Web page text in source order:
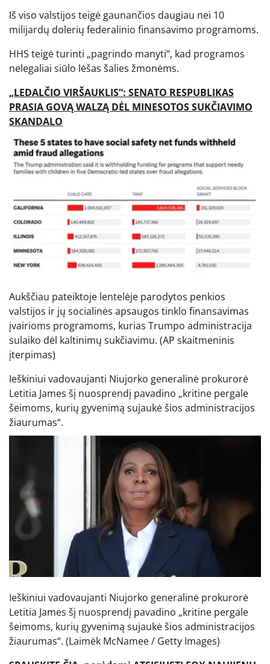
Iš viso valstijos teigė gaunančios daugiau nei 10
milijardų dolerių federalinio finansavimo programoms.
HHS teigė turinti „pagrindo manyti“, kad programos
nelegaliai siūlo lėšas šalies žmonėms.
„LEDALČIO VIRŠAUKLIS“: SENATO RESPUBLIKAS
PRASIA GOVĄ WALZĄ DĖL MINESOTOS SUKČIAVIMO
SKANDALO
Aukščiau pateiktoje lentelėje parodytos penkios
valstijos ir jų socialinės apsaugos tinklo finansavimas
įvairioms programoms, kurias Trumpo administracija
sulaiko dėl kaltinimų sukčiavimu. (AP skaitmeninis
įterpimas)
Ieškiniui vadovaujanti Niujorko generalinė prokurorė
Letitia James šį nuosprendį pavadino „kritine pergale
šeimoms, kurių gyvenimą sujaukė šios administracijos
žiaurumas“.
Ieškiniui vadovaujanti Niujorko generalinė prokurorė
Letitia James šį nuosprendį pavadino „kritine pergale
šeimoms, kurių gyvenimą sujaukė šios administracijos
žiaurumas“. (Laimėk McNamee / Getty Images)